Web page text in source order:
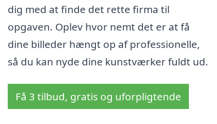
dig med at finde det rette firma til
opgaven. Oplev hvor nemt det er at få
dine billeder hængt op af professionelle,
så du kan nyde dine kunstværker fuldt ud.
Få 3 tilbud, gratis og uforpligtende